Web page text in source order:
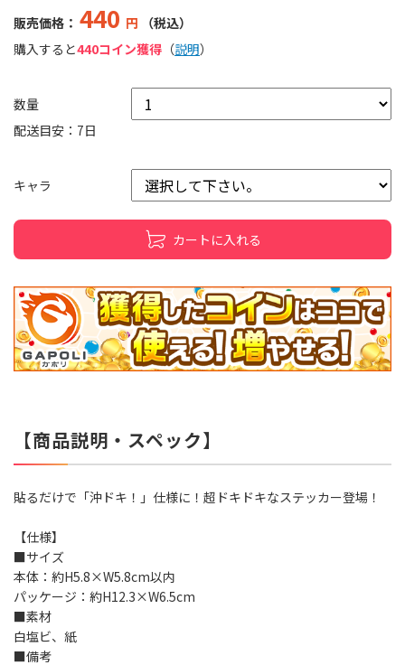
販売価格： 440 円
（税込）
購入すると440コイン獲得 （説明）
数量
配送目安：7日
キャラ
カートに入れる
【商品説明・スペック】
貼るだけで「沖ドキ！」仕様に！超ドキドキなステッカー登場！
【仕様】
■サイズ
本体：約H5.8×W5.8cm以内
パッケージ：約H12.3×W6.5cm
■素材
白塩ビ、紙
■備考